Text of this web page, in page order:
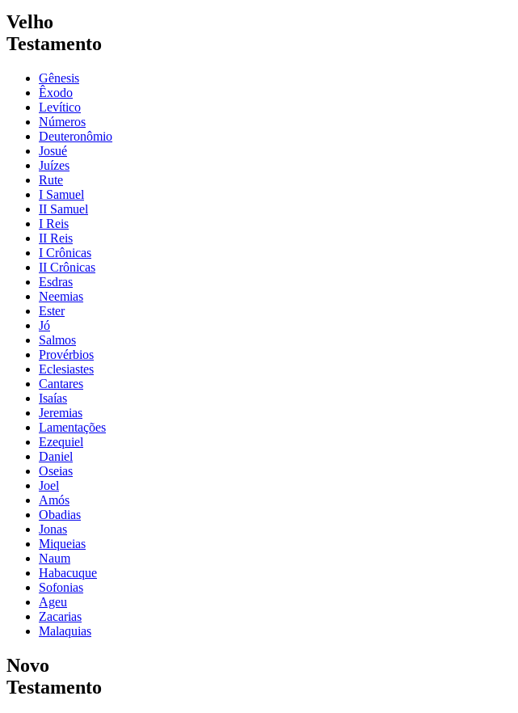
Velho
Testamento
Gênesis
Êxodo
Levítico
Números
Deuteronômio
Josué
Juízes
Rute
I Samuel
II Samuel
I Reis
II Reis
I Crônicas
II Crônicas
Esdras
Neemias
Ester
Jó
Salmos
Provérbios
Eclesiastes
Cantares
Isaías
Jeremias
Lamentações
Ezequiel
Daniel
Oseias
Joel
Amós
Obadias
Jonas
Miqueias
Naum
Habacuque
Sofonias
Ageu
Zacarias
Malaquias
Novo
Testamento